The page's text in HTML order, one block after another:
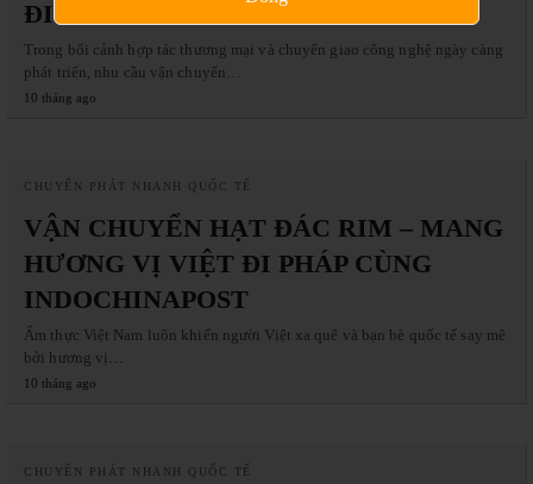
ĐI ĐỨC CÙNG INDOCHINAPOST
Trong bối cảnh hợp tác thương mại và chuyển giao công nghệ ngày càng
phát triển, nhu cầu vận chuyển…
10 tháng ago
CHUYỂN PHÁT NHANH QUỐC TẾ
VẬN CHUYỂN HẠT ĐÁC RIM – MANG
HƯƠNG VỊ VIỆT ĐI PHÁP CÙNG
INDOCHINAPOST
Ẩm thực Việt Nam luôn khiến người Việt xa quê và bạn bè quốc tế say mê
bởi hương vị…
10 tháng ago
CHUYỂN PHÁT NHANH QUỐC TẾ